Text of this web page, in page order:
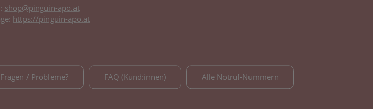
shop@pinguin-apo.at
https://pinguin-apo.at
Fragen / Probleme? FAQ (Kund:innen) Alle Notruf-Nummern